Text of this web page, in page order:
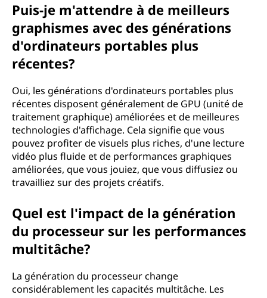
Puis-je m'attendre à de meilleurs
graphismes avec des générations
d'ordinateurs portables plus
récentes?
Oui, les générations d'ordinateurs portables plus
récentes disposent généralement de GPU (unité de
traitement graphique) améliorées et de meilleures
technologies d'affichage. Cela signifie que vous
pouvez profiter de visuels plus riches, d'une lecture
vidéo plus fluide et de performances graphiques
améliorées, que vous jouiez, que vous diffusiez ou
travailliez sur des projets créatifs.
Quel est l'impact de la génération
du processeur sur les performances
multitâche?
La génération du processeur change
considérablement les capacités multitâche. Les